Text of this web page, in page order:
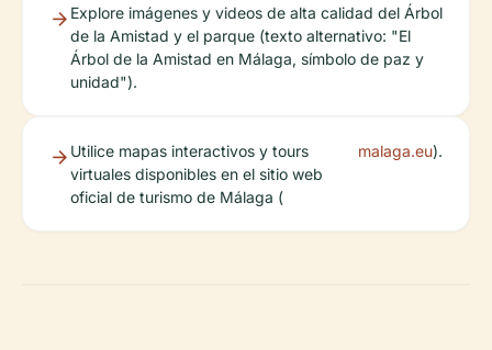
Explore imágenes y videos de alta calidad del Árbol
de la Amistad y el parque (texto alternativo: "El
Árbol de la Amistad en Málaga, símbolo de paz y
unidad").
Utilice mapas interactivos y tours
virtuales disponibles en el sitio web
oficial de turismo de Málaga (
malaga.eu).